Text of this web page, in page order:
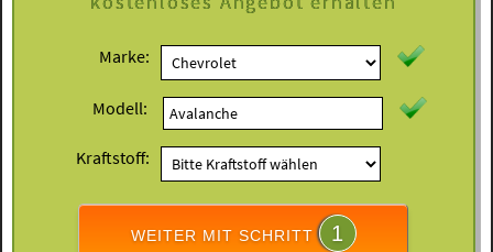
Marke:
Modell:
Kraftstoff:
WEITER MIT SCHRITT 1